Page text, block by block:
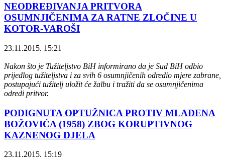
NEODREĐIVANJA PRITVORA
OSUMNJIČENIMA ZA RATNE ZLOČINE U
KOTOR-VAROŠI
23.11.2015. 15:21
Nakon što je Tužiteljstvo BiH informirano da je Sud BiH odbio
prijedlog tužiteljstva i za svih 6 osumnjičenih odredio mjere zabrane,
postupajući tužitelj uložit će žalbu i tražiti da se osumnjičenima
odredi pritvor.
PODIGNUTA OPTUŽNICA PROTIV MLAĐENA
BOŽOVIĆA (1958) ZBOG KORUPTIVNOG
KAZNENOG DJELA
23.11.2015. 15:19